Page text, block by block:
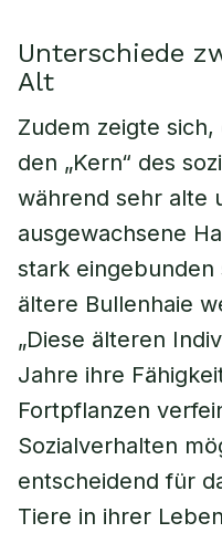
Unterschiede
Alt
Zudem zeigte
den „Kern“ des
während sehr alte
ausgewachsene
stark eingebunden
ältere Bullenhaie
„Diese älteren
Jahre ihre
Fortpflanzen
Sozialverhalten
entscheidend für
Tiere in ihrer